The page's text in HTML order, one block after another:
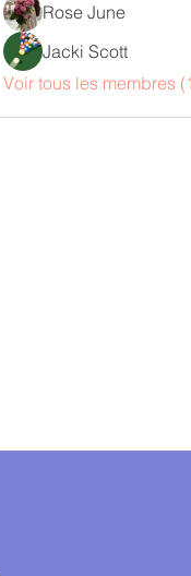
Rose June
Jacki Scott
Voir tous les membres